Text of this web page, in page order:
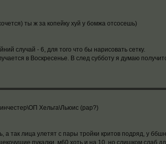
ты ж за копейку хуй у бомжа отсосешь)
случай - 6, для того что бы нарисовать сетку.
в Воскресенье. В след субботу я думаю
Хельга\Льюис (рар?)
так лица улетят с пары тройки критов подряд, у
пукалки, м60 хоть и на 10, но слишком слаб